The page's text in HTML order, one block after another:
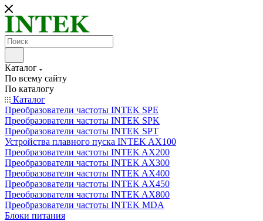
Каталог
По всему сайту
По каталогу
Каталог
Преобразователи частоты INTEK SPE
Преобразователи частоты INTEK SPK
Преобразователи частоты INTEK SPT
Устройства плавного пуска INTEK AX100
Преобразователи частоты INTEK AX200
Преобразователи частоты INTEK AX300
Преобразователи частоты INTEK AX400
Преобразователи частоты INTEK AX450
Преобразователи частоты INTEK AX800
Преобразователи частоты INTEK MDA
Блоки питания